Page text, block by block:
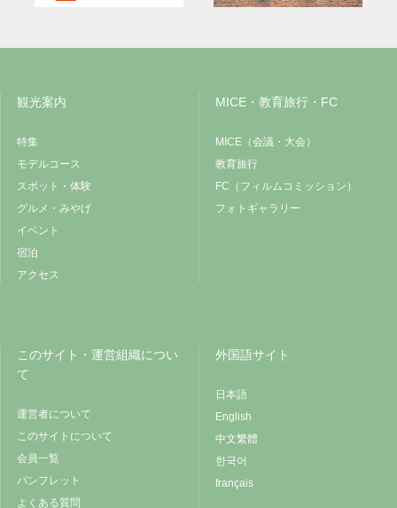
観光案内
特集
モデルコース
スポット・体験
グルメ・みやげ
イベント
宿泊
アクセス
MICE・教育旅行・FC
MICE（会議・大会）
教育旅行
FC（フィルムコミッション）
フォトギャラリー
このサイト・運営組織につい
て
運営者について
このサイトについて
会員一覧
パンフレット
よくある質問
外国語サイト
日本語
English
中文繁體
한국어
français